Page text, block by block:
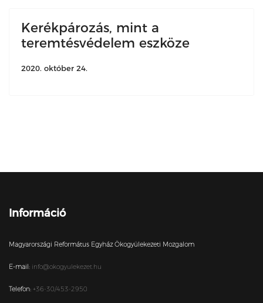
Kerékpározás, mint a
teremtésvédelem eszköze
2020. október 24.
Információ
Magyarországi Református Egyház Ökogyülekezeti Mozgalom
E-mail: info@okogyulekezet.hu
Telefon: +36-30/453-2950